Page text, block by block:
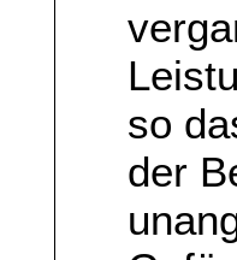
so
der